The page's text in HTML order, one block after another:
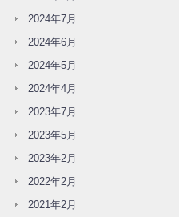
2024年7月
2024年6月
2024年5月
2024年4月
2023年7月
2023年5月
2023年2月
2022年2月
2021年2月